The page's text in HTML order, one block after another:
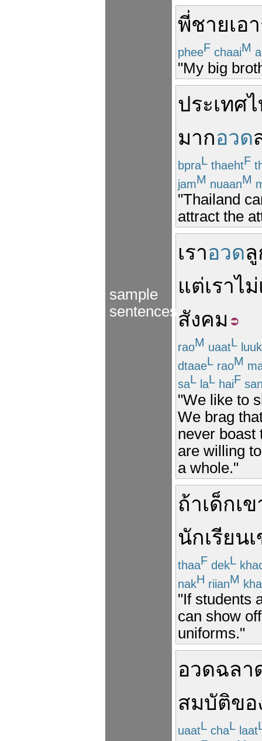
sample
sentences
พี่ชายเอา
pheeF chaaiM
"My big
ประเทศ
มากอวด
bpraL thaehtF
jamM nuaanM
"Thailand
attract the
เราอวด
แต่เราไ
สังคม
raoM uaatL luuk
dtaaeL raoM
saL laL haiF
"We like to
We brag
never boast
are willing
a whole."
ถ้าเด็กเ
นักเรียน
thaaF dekL
nakH riianM
"If students
can show
uniforms."
อวดฉลา
สมบัติขอ
uaatL chaL laat